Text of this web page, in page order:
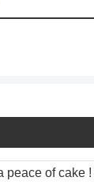
a peace of cake !